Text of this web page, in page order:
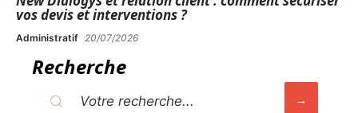
vos devis et interventions ?
Administratif 20/07/2026
Recherche